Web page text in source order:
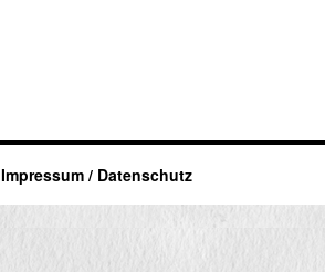
Impressum / Datenschutz